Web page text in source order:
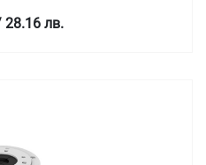
28.16 лв.